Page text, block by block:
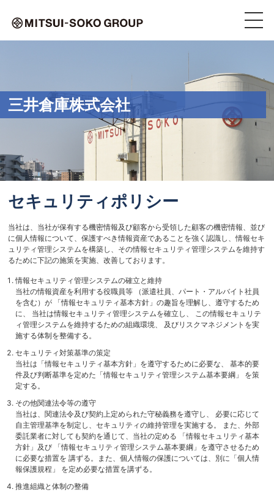
三井倉庫株式会社
セキュリティポリシー
当社は、当社が保有する機密情報及び顧客から受領した顧客の機密情報、並び
に個人情報について、保護すべき情報資産であることを強く認識し、情報セキ
ュリティ管理システムを構築し、その情報セキュリティ管理システムを維持す
るために下記の施策を実施、改善しております。
情報セキュリティ管理システムの確立と維持
当社の情報資産を利用する役職員等 （派遣社員、パート・アルバイト社員
を含む）が 「情報セキュリティ基本方針」の趣旨を理解し、遵守するため
に、 当社は情報セキュリティ管理システムを確立し、 この情報セキュリテ
ィ管理システムを維持するための組織環境、 及びリスクマネジメントを実
施する体制を整備する。
セキュリティ対策基準の策定
当社は「情報セキュリティ基本方針」を遵守するために必要な、 基本的要
件及び判断基準を定めた「情報セキュリティ管理システム基本要綱」 を策
定する。
その他関連法令等の遵守
当社は、関連法令及び契約上定められた守秘義務を遵守し、 必要に応じて
自主管理基準を制定し、セキュリティの維持管理を実施する。 また、外部
委託業者に対しても契約を通じて、当社の定める 「情報セキュリティ基本
方針」及び 「情報セキュリティ管理システム基本要綱」を遵守させるため
に必要な措置を 講ずる。また、個人情報の保護については、別に「個人情
報保護規程」 を定め必要な措置を講ずる。
推進組織と体制の整備